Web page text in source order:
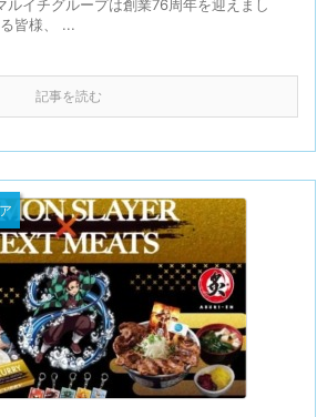
ルイチグループは創業76周年を迎えまし
皆様、 ...
記事を読む